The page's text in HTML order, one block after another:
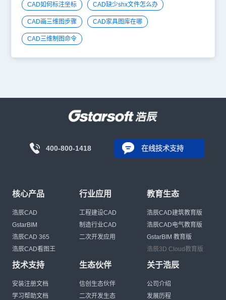
CAD如何标注坐标 CAD缺少shx文件怎么办
CAD画三维图步骤 CAD家具图库在哪
CAD三维制图命令
400-800-1418 在线技术支持
核心产品
浩辰CAD
GstarBIM
浩辰CAD 365
浩辰CAD看图王
行业应用
工程建设CAD
制造行业CAD
二次开发应用
教育生态
浩辰CAD建筑教育版
浩辰CAD电气教育版
GstarBIM 教育版
浩辰3D Cloud教育版
技术支持
安装注册文档
学习帮助文档
生态伙伴
信创生态伙伴
二次开发生态
关于浩辰
公司介绍
发展历程